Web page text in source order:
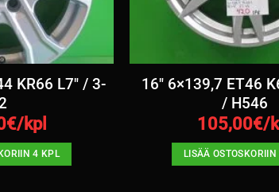
KR66 L7″ / 3-
€/kpl
4 KPL
16″ 6×139,7 ET46
/ H546
105,00€/
LISÄÄ